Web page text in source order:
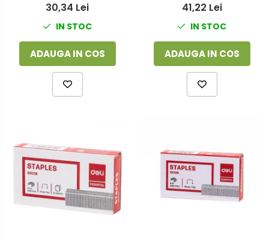
30,34 Lei
IN STOC
ADAUGA IN COS
41,22 Lei
IN STOC
ADAUGA IN COS